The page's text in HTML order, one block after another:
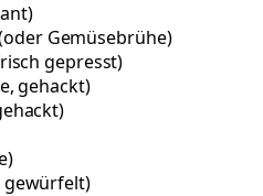
)
oder Gemüsebrühe)
gepresst)
gehackt)
)
)
gewürfelt)